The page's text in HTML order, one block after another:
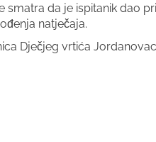
smatra da je ispitanik dao
natječaja.
Dječjeg vrtića